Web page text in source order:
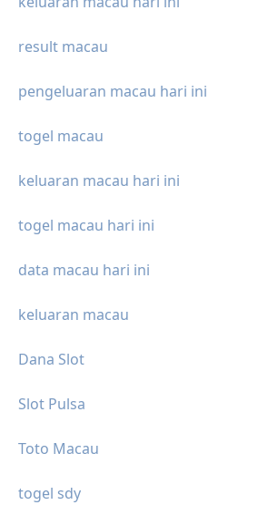
result macau
pengeluaran macau hari ini
togel macau
keluaran macau hari ini
togel macau hari ini
data macau hari ini
keluaran macau
Dana Slot
Slot Pulsa
Toto Macau
togel sdy